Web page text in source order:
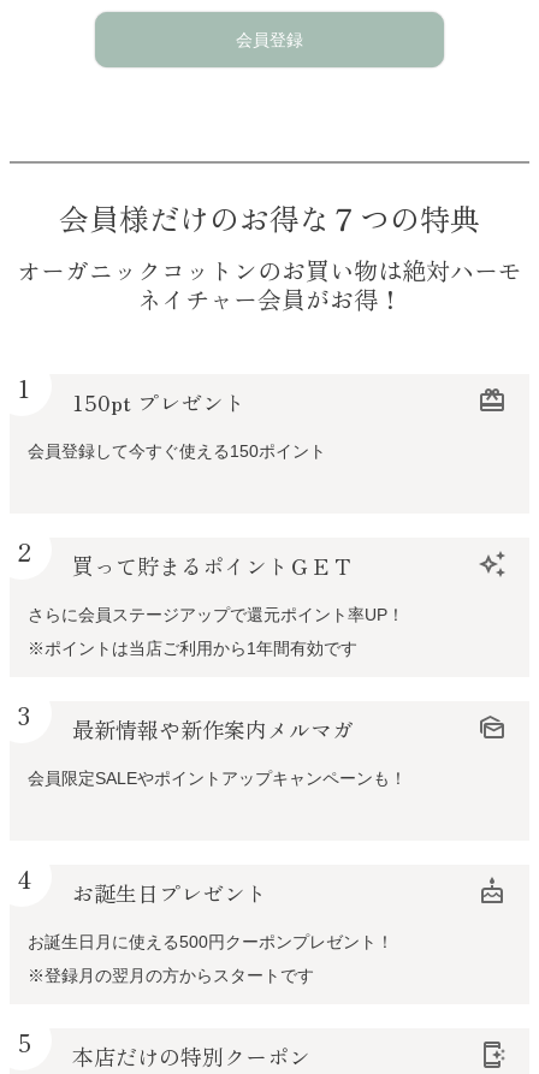
会員登録
会員様だけのお得な７つの特典
オーガニックコットンのお買い物は絶対ハーモ
ネイチャー会員がお得！
1 150pt プレゼント redeem
会員登録して今すぐ使える150ポイント
2 買って貯まるポイントＧＥＴ auto_awesome
さらに会員ステージアップで還元ポイント率UP！
※ポイントは当店ご利用から1年間有効です
3 最新情報や新作案内メルマガ mark_as_unread
会員限定SALEやポイントアップキャンペーンも！
4 お誕生日プレゼント cake
お誕生日月に使える500円クーポンプレゼント！
※登録月の翌月の方からスタートです
5 本店だけの特別クーポン app_shortcut